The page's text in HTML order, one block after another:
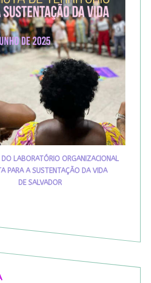
LABORATÓRIO ORGANIZACIONAL
PARA A SUSTENTAÇÃO DA VIDA
DE SALVADOR